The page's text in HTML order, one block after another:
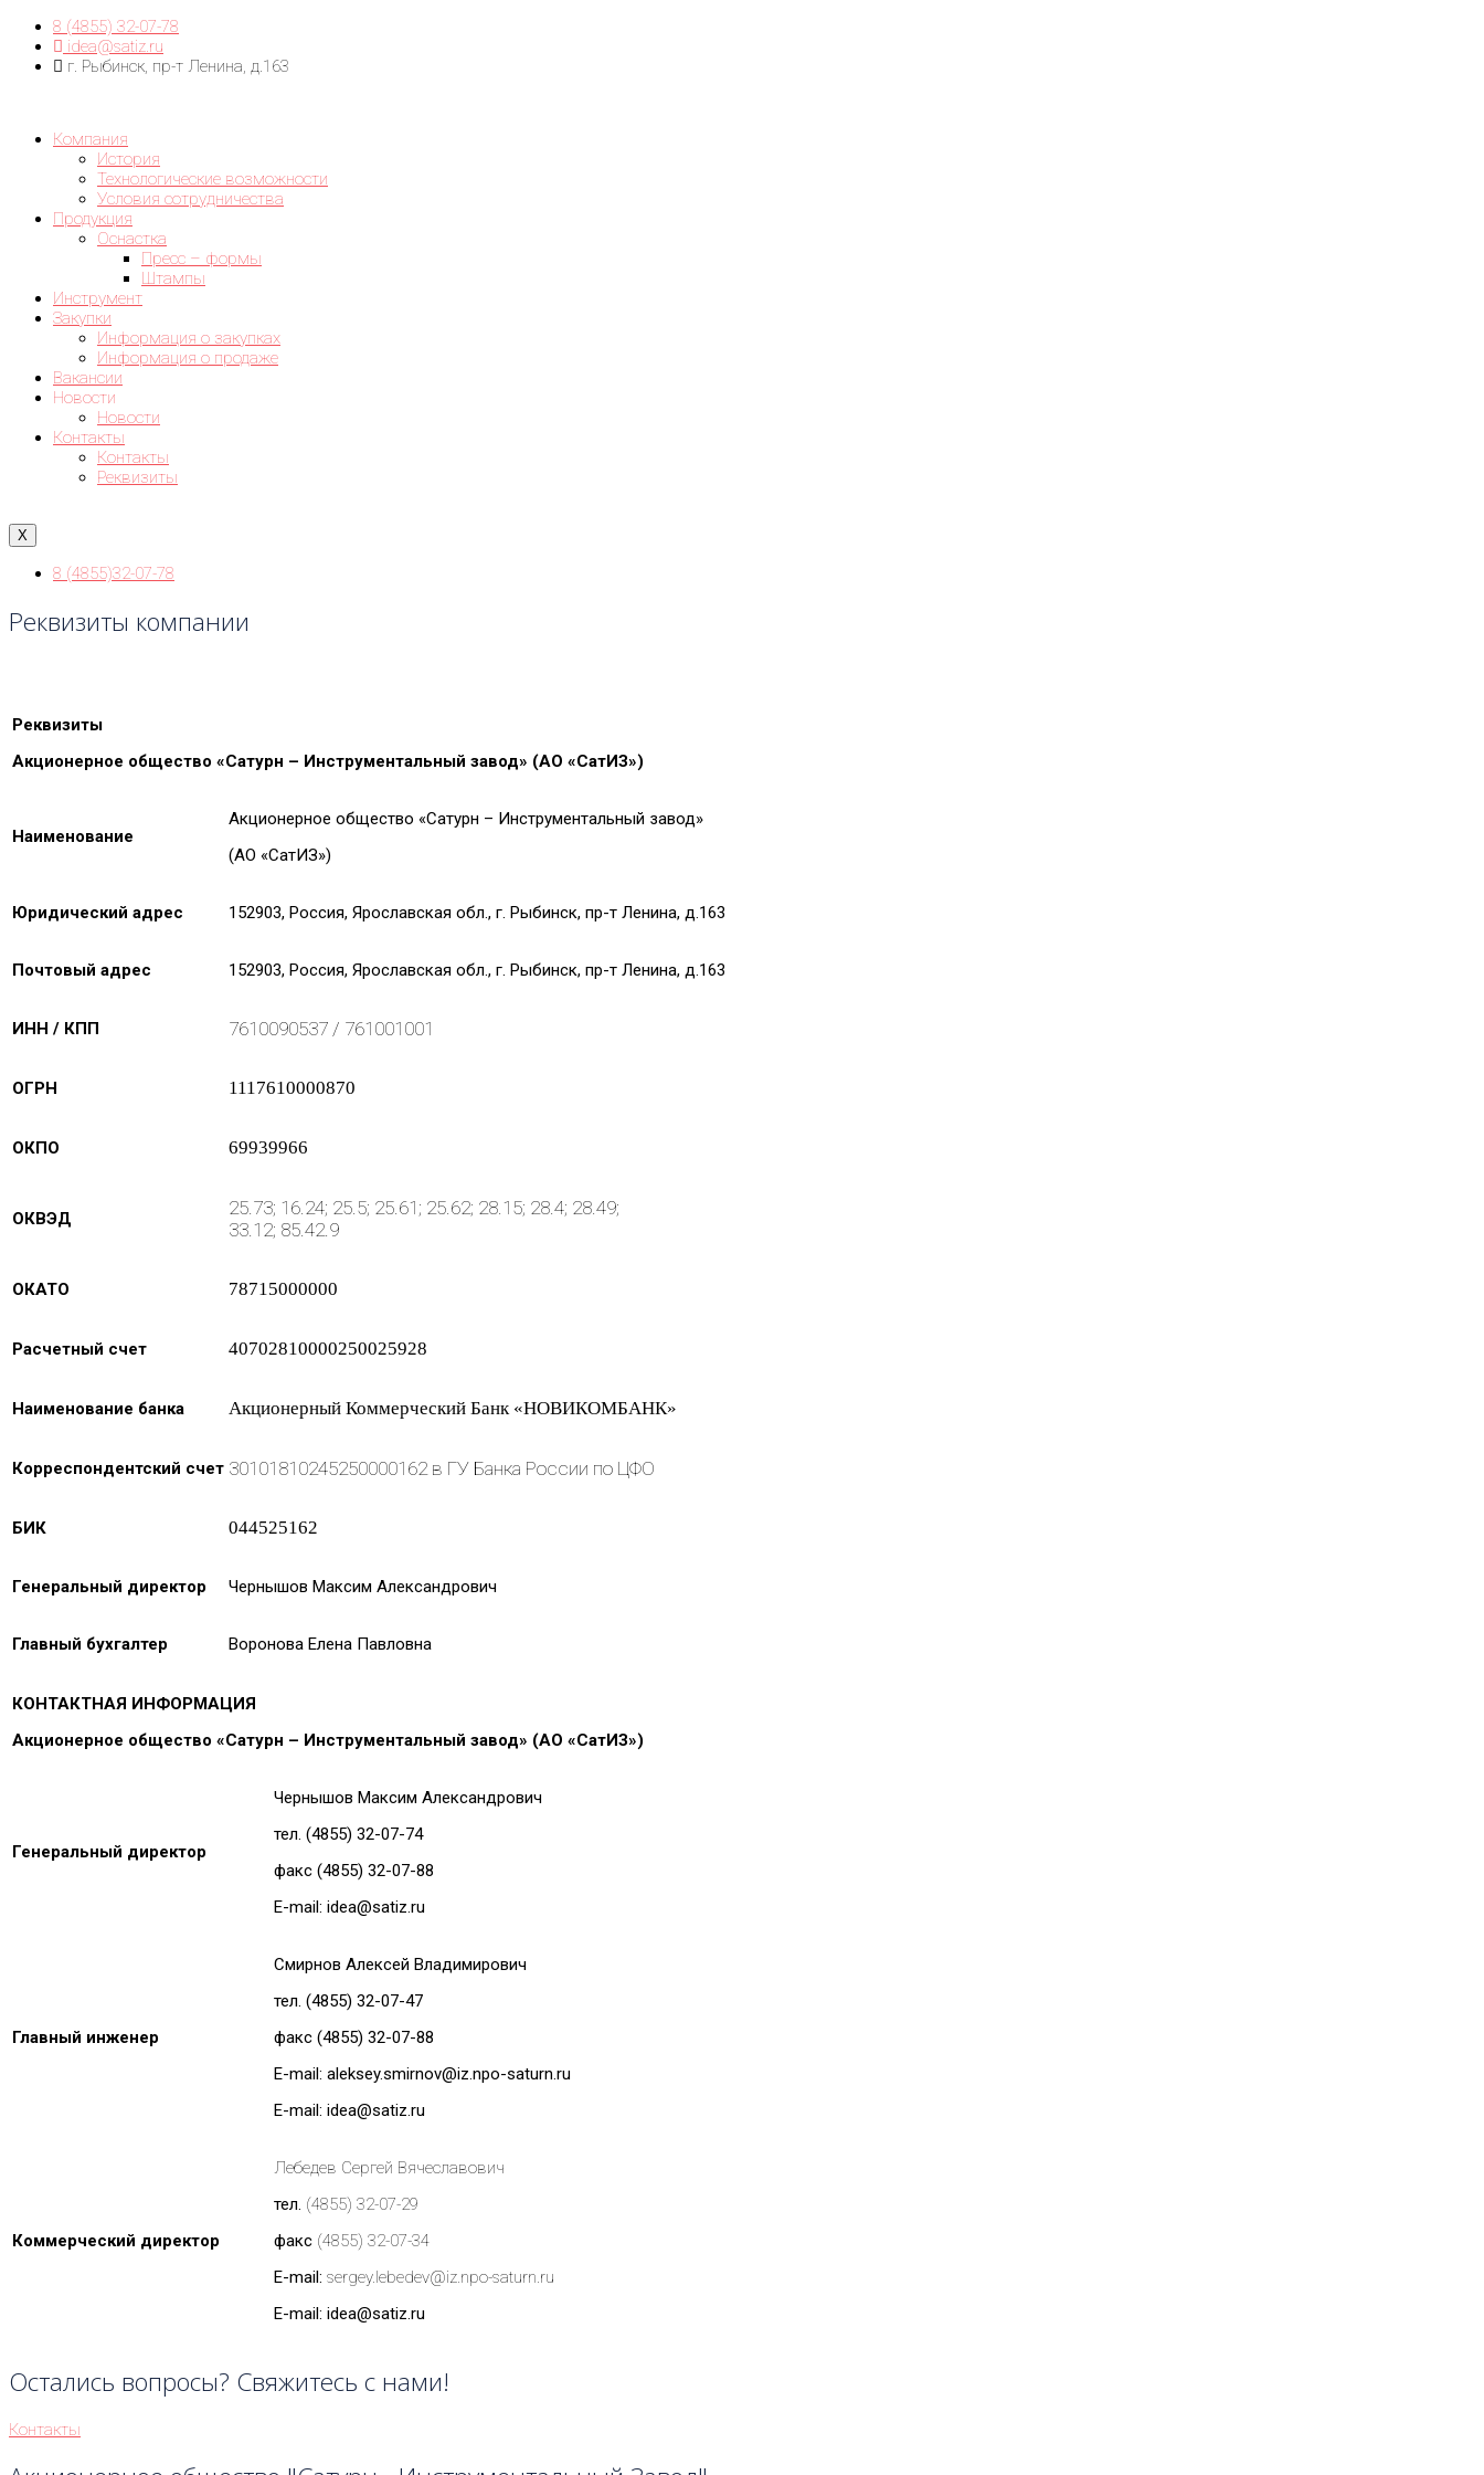
8 (4855) 32-07-78
idea@satiz.ru
г. Рыбинск, пр-т Ленина, д.163
Компания
История
Технологические возможности
Условия сотрудничества
Продукция
Оснастка
Пресс – формы
Штампы
Инструмент
Закупки
Информация о закупках
Информация о продаже
Вакансии
Новости
Новости
Контакты
Контакты
Реквизиты
X
8 (4855)32-07-78
Реквизиты компании
Реквизиты
Акционерное общество «Сатурн – Инструментальный завод» (АО «СатИЗ»)
Наименование
Акционерное общество «Сатурн – Инструментальный завод»
(АО «СатИЗ»)
Юридический адрес 152903, Россия, Ярославская обл., г. Рыбинск, пр-т Ленина, д.163
Почтовый адрес 152903, Россия, Ярославская обл., г. Рыбинск, пр-т Ленина, д.163
ИНН / КПП 7610090537 / 761001001
ОГРН 1117610000870
ОКПО 69939966
ОКВЭД
25.73; 16.24; 25.5; 25.61; 25.62; 28.15; 28.4; 28.49;
33.12; 85.42.9
ОКАТО 78715000000
Расчетный счет 40702810000250025928
Наименование банка Акционерный Коммерческий Банк «НОВИКОМБАНК»
Корреспондентский счет 30101810245250000162 в ГУ Банка России по ЦФО
БИК 044525162
Генеральный директор Чернышов Максим Александрович
Главный бухгалтер Воронова Елена Павловна
КОНТАКТНАЯ ИНФОРМАЦИЯ
Акционерное общество «Сатурн – Инструментальный завод» (АО «СатИЗ»)
Генеральный директор
Чернышов Максим Александрович
тел. (4855) 32-07-74
факс (4855) 32-07-88
E-mail: idea@satiz.ru
Главный инженер
Смирнов Алексей Владимирович
тел. (4855) 32-07-47
факс (4855) 32-07-88
E-mail: aleksey.smirnov@iz.npo-saturn.ru
E-mail: idea@satiz.ru
Коммерческий директор
Лебедев Сергей Вячеславович
тел. (4855) 32-07-29
факс (4855) 32-07-34
E-mail: sergey.lebedev@iz.npo-saturn.ru
E-mail: idea@satiz.ru
Остались вопросы? Свяжитесь с нами!
Контакты